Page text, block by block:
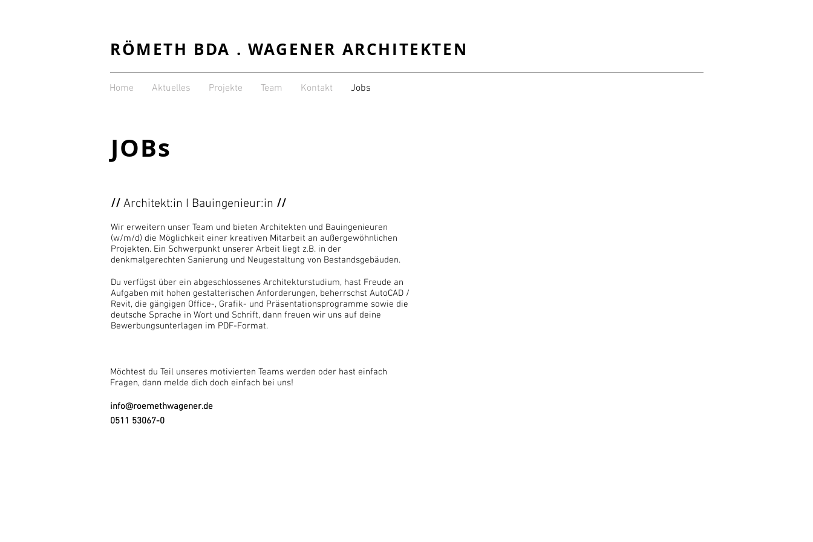
RÖMETH BDA . WAGENER ARCHITEKTEN
Home Aktuelles Projekte Team Kontakt Jobs
JOBs
// Architekt:in I Bauingenieur:in //
Wir erweitern unser Team und bieten Architekten und Bauingenieuren
(w/m/d) die Möglichkeit einer kreativen Mitarbeit an außergewöhnlichen
Projekten. Ein Schwerpunkt unserer Arbeit liegt z.B. in der
denkmalgerechten Sanierung und Neugestaltung von Bestandsgebäuden.
Du verfügst über ein abgeschlossenes Architekturstudium, hast Freude an
Aufgaben mit hohen gestalterischen Anforderungen, beherrschst AutoCAD /
Revit, die gängigen Office-, Grafik- und Präsentationsprogramme sowie die
deutsche Sprache in Wort und Schrift, dann freuen wir uns auf deine
Bewerbungsunterlagen im PDF-Format.
Möchtest du Teil unseres motivierten Teams werden oder hast einfach
Fragen, dann melde dich doch einfach bei uns!
info@roemethwagener.de
0511 53067-0